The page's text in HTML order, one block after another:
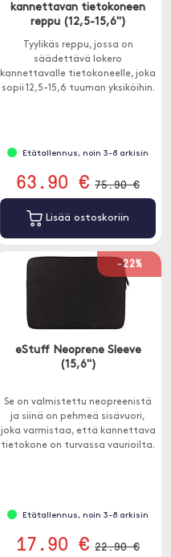
kannettavan tietokoneen
reppu (12,5-15,6")
Tyylikäs reppu, jossa on
säädettävä lokero
kannettavalle tietokoneelle, joka
sopii 12,5-15,6 tuuman yksiköihin.
raskaan kuorman kantamisessa.
Etätallennus, noin 3-8 arkisin
63.90 € 75.90 €
Lisää ostoskoriin
-22%
eStuff Neoprene Sleeve
(15,6")
Se on valmistettu neopreenistä
ja siinä on pehmeä sisävuori,
joka varmistaa, että kannettava
tietokone on turvassa vaurioilta.
Etätallennus, noin 3-8 arkisin
17.90 € 22.90 €